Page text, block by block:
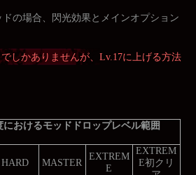
の場合、閃光効果とメインオプション
しかありませんが、Lv.17に上げる方法
におけるモッドドロップレベル範囲
HARD MASTER
EXTREM
E
EXTREM
E初クリ